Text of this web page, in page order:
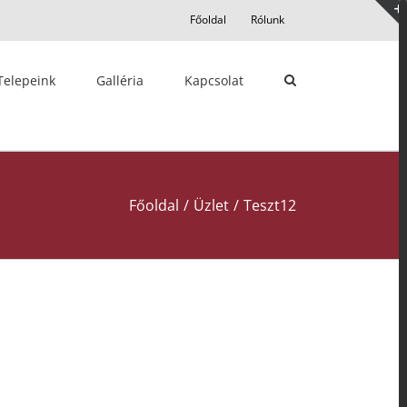
Főoldal Rólunk
Galléria Kapcsolat
Főoldal / Üzlet / Teszt12